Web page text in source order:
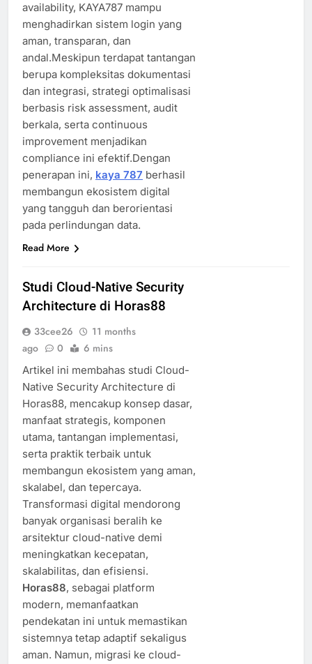
availability, KAYA787 mampu
menghadirkan sistem login yang
aman, transparan, dan
andal.Meskipun terdapat tantangan
berupa kompleksitas dokumentasi
dan integrasi, strategi optimalisasi
berbasis risk assessment, audit
berkala, serta continuous
improvement menjadikan
compliance ini efektif.Dengan
penerapan ini, kaya 787 berhasil
membangun ekosistem digital
yang tangguh dan berorientasi
pada perlindungan data.
Read More
Studi Cloud-Native Security
Architecture di Horas88
33cee26
11 months
ago
0 6 mins
Artikel ini membahas studi Cloud-
Native Security Architecture di
Horas88, mencakup konsep dasar,
manfaat strategis, komponen
utama, tantangan implementasi,
serta praktik terbaik untuk
membangun ekosistem yang aman,
skalabel, dan tepercaya.
Transformasi digital mendorong
banyak organisasi beralih ke
arsitektur cloud-native demi
meningkatkan kecepatan,
skalabilitas, dan efisiensi.
Horas88, sebagai platform
modern, memanfaatkan
pendekatan ini untuk memastikan
sistemnya tetap adaptif sekaligus
aman. Namun, migrasi ke cloud-